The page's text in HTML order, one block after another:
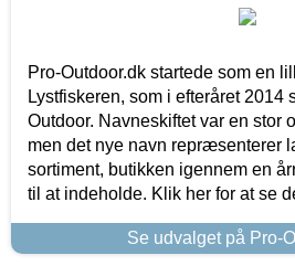
Pro-Outdoor.dk startede som en
Lystfiskeren, som i efteråret 2014
Outdoor. Navneskiftet var en stor
men det nye navn repræsenterer
sortiment, butikken igennem en
til at indeholde. Klik her for at se
Se udvalget på Pro-